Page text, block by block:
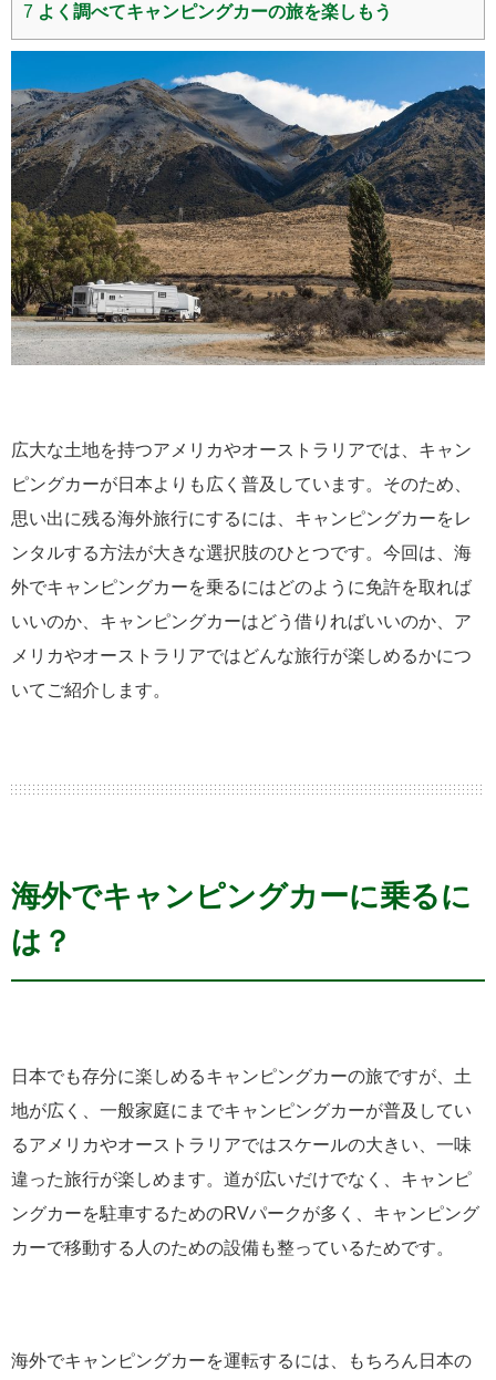
7 よく調べてキャンピングカーの旅を楽しもう
広大な土地を持つアメリカやオーストラリアでは、キャン
ピングカーが日本よりも広く普及しています。そのため、
思い出に残る海外旅行にするには、キャンピングカーをレ
ンタルする方法が大きな選択肢のひとつです。今回は、海
外でキャンピングカーを乗るにはどのように免許を取れば
いいのか、キャンピングカーはどう借りればいいのか、ア
メリカやオーストラリアではどんな旅行が楽しめるかにつ
いてご紹介します。
海外でキャンピングカーに乗るに
は？
日本でも存分に楽しめるキャンピングカーの旅ですが、土
地が広く、一般家庭にまでキャンピングカーが普及してい
るアメリカやオーストラリアではスケールの大きい、一味
違った旅行が楽しめます。道が広いだけでなく、キャンピ
ングカーを駐車するためのRVパークが多く、キャンピング
カーで移動する人のための設備も整っているためです。
海外でキャンピングカーを運転するには、もちろん日本の